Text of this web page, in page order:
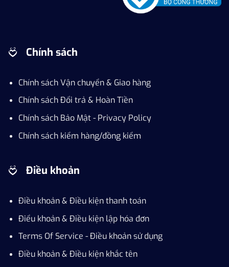
Chính sách
Chính sách Vận chuyển & Giao hàng
Chính sách Đổi trả & Hoàn Tiền
Chính sách Bảo Mật - Privacy Policy
Chính sách kiểm hàng/đồng kiểm
Điều khoản
Điều khoản & Điều kiện thanh toán
Điểu khoản & Điều kiện lập hóa đơn
Terms Of Service - Điều khoản sử dụng
Điều khoản & Điều kiện khắc tên